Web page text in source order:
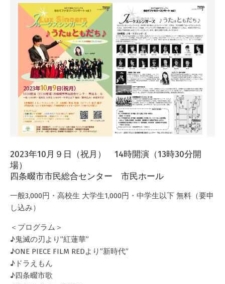
2023年10月９日（祝月） 14時開演（13時30分開
場）
四条畷市市民総合センター 市民ホール
一般3,000円・高校生 大学生1,000円・中学生以下 無料（要申
し込み）
＜プログラム＞
♪鬼滅の刃より”紅蓮華”
♪ONE PIECE FILM REDより”新時代”
♪ドラえもん
♪四条畷市歌